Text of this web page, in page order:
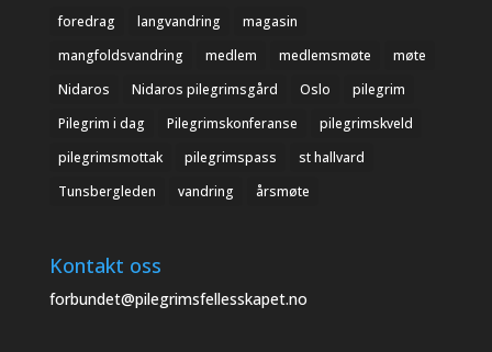
foredrag langvandring
magasin
mangfoldsvandring
medlem medlemsmøte
møte
Nidaros
Nidaros pilegrimsgård Oslo
pilegrim
Pilegrim i dag
Pilegrimskonferanse
pilegrimskveld
pilegrimsmottak
pilegrimspass
st hallvard
Tunsbergleden
vandring årsmøte
Kontakt oss
forbundet@pilegrimsfellesskapet.no